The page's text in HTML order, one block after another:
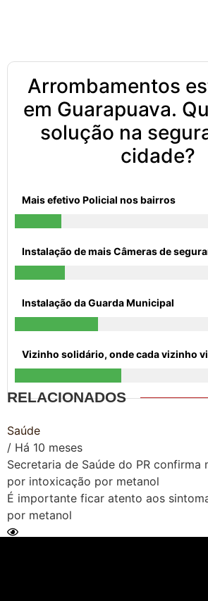
Arrombamentos
em Guarapuava.
solução na
cidade?
Mais efetivo Policial nos bairros
Instalação de mais Câmeras de
Instalação da Guarda Municipal
Vizinho solidário, onde cada vizinho
RELACIONADOS
Saúde
/ Há 10 meses
Secretaria de Saúde do PR confirma
por intoxicação por metanol
É importante ficar atento aos
por metanol